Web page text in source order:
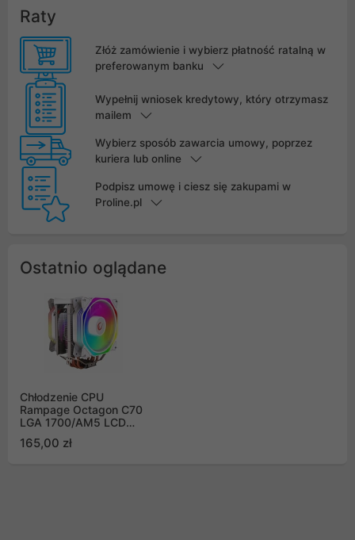
Raty
Złóż zamówienie i wybierz płatność ratalną w
preferowanym banku
Wypełnij wniosek kredytowy, który otrzymasz
mailem
Wybierz sposób zawarcia umowy, poprzez
kuriera lub online
Podpisz umowę i ciesz się zakupami w
Proline.pl
Ostatnio oglądane
Chłodzenie CPU
Rampage Octagon C70
LGA 1700/AM5 LCD
120mm ARGB biały
165,00 zł